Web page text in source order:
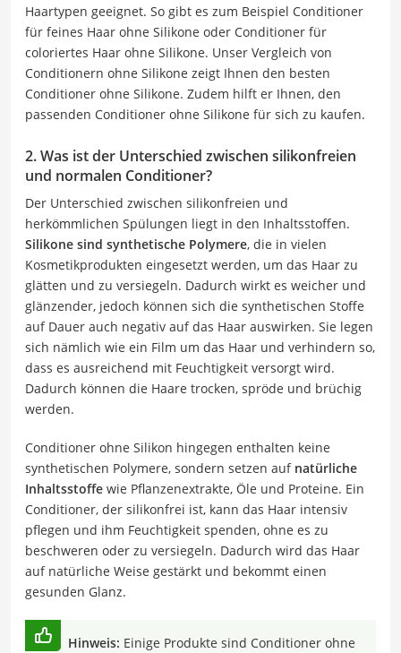
Haartypen geeignet. So gibt es zum Beispiel Conditioner
für feines Haar ohne Silikone oder Conditioner für
coloriertes Haar ohne Silikone. Unser Vergleich von
Conditionern ohne Silikone zeigt Ihnen den besten
Conditioner ohne Silikone. Zudem hilft er Ihnen, den
passenden Conditioner ohne Silikone für sich zu kaufen.
2. Was ist der Unterschied zwischen silikonfreien
und normalen Conditioner?
Der Unterschied zwischen silikonfreien und
herkömmlichen Spülungen liegt in den Inhaltsstoffen.
Silikone sind synthetische Polymere, die in vielen
Kosmetikprodukten eingesetzt werden, um das Haar zu
glätten und zu versiegeln. Dadurch wirkt es weicher und
glänzender, jedoch können sich die synthetischen Stoffe
auf Dauer auch negativ auf das Haar auswirken. Sie legen
sich nämlich wie ein Film um das Haar und verhindern so,
dass es ausreichend mit Feuchtigkeit versorgt wird.
Dadurch können die Haare trocken, spröde und brüchig
werden.
Conditioner ohne Silikon hingegen enthalten keine
synthetischen Polymere, sondern setzen auf natürliche
Inhaltsstoffe wie Pflanzenextrakte, Öle und Proteine. Ein
Conditioner, der silikonfrei ist, kann das Haar intensiv
pflegen und ihm Feuchtigkeit spenden, ohne es zu
beschweren oder zu versiegeln. Dadurch wird das Haar
auf natürliche Weise gestärkt und bekommt einen
gesunden Glanz.
Hinweis: Einige Produkte sind Conditioner ohne